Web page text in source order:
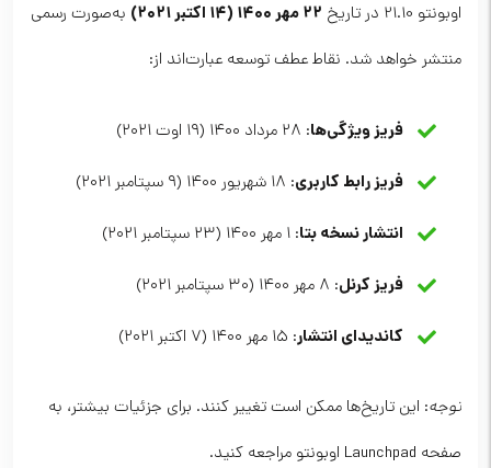
اوبونتو 21.10 در تاریخ ۲۲ مهر ۱۴۰۰ (۱۴ اکتبر ۲۰۲۱)
به‌صورت رسمی
منتشر خواهد شد. نقاط عطف توسعه عبارت‌اند از:
فریز ویژگی‌ها: ۲۸ مرداد ۱۴۰۰ (۱۹ اوت ۲۰۲۱)
فریز رابط کاربری: ۱۸ شهریور ۱۴۰۰ (۹ سپتامبر ۲۰۲۱)
انتشار نسخه بتا: ۱ مهر ۱۴۰۰ (۲۳ سپتامبر ۲۰۲۱)
فریز کرنل: ۸ مهر ۱۴۰۰ (۳۰ سپتامبر ۲۰۲۱)
کاندیدای انتشار: ۱۵ مهر ۱۴۰۰ (۷ اکتبر ۲۰۲۱)
توجه: این تاریخ‌ها ممکن است تغییر کنند. برای جزئیات بیشتر، به
صفحه Launchpad اوبونتو مراجعه کنید.